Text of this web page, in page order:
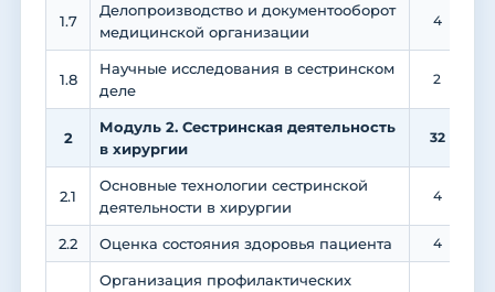
1.7
Делопроизводство и документооборот
медицинской организации
4
1.8
Научные исследования в сестринском
деле
2
2
Модуль 2. Сестринская деятельность
в хирургии
32
2.1
Основные технологии сестринской
деятельности в хирургии
4
2.2 Оценка состояния здоровья пациента 4
Организация профилактических